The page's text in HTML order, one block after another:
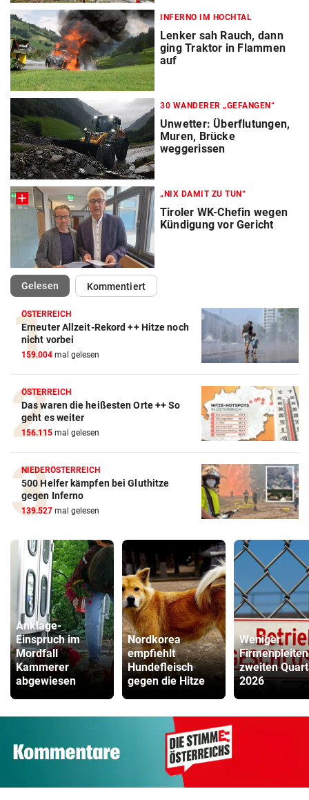
INFERNO IM HOCHTAL
Lenker sah Rauch, dann
ging Traktor in Flammen
auf
30 WANDERER „GEFANGEN“
Unwetter: Überflutungen,
Muren, Brücke
weggerissen
„NIX DAMIT ZU TUN“
Tiroler WK-Chefin wegen
Kündigung vor Gericht
Gelesen(ausgewählt)Kommentiert
ÖSTERREICH
Erneuter Allzeit-Rekord ++ Hitze noch
nicht vorbei
159.004 mal gelesen
ÖSTERREICH
Das waren die heißesten Orte ++ So
geht es weiter
156.115 mal gelesen
NIEDERÖSTERREICH
500 Helfer kämpfen bei Gluthitze
gegen Inferno
139.527 mal gelesen
Anklage-
Einspruch im
Mordfall
Kammerer
abgewiesen
Nordkorea
empfiehlt
Hundefleisch
gegen die Hitze
Weniger
zweiten
2026